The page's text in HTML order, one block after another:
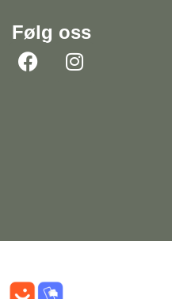
Følg oss